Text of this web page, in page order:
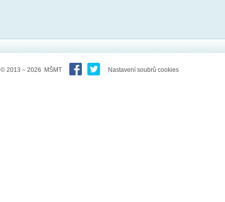
© 2013 – 2026 MŠMT Nastavení soubrů cookies